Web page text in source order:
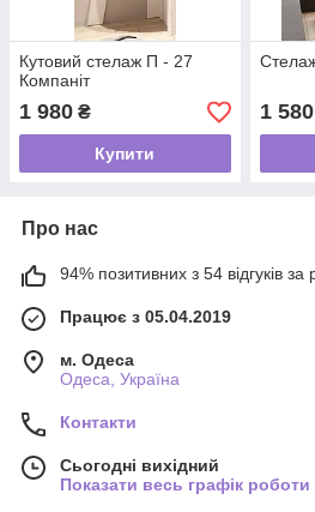
Кутовий стелаж П - 27
Компаніт
1 980 ₴
Купити
1 580
Про нас
94% позитивних з 54 відгуків за
Працює з 05.04.2019
м. Одеса
Одеса, Україна
Контакти
Сьогодні вихідний
Показати весь графік роботи